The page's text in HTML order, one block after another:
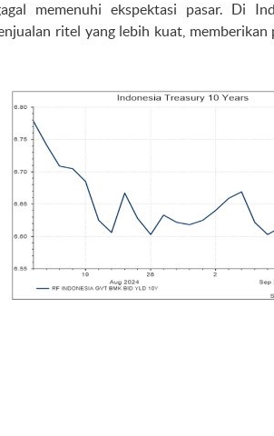
memenuhi ekspektasi pasar. Di
ritel yang lebih kuat, memberikan